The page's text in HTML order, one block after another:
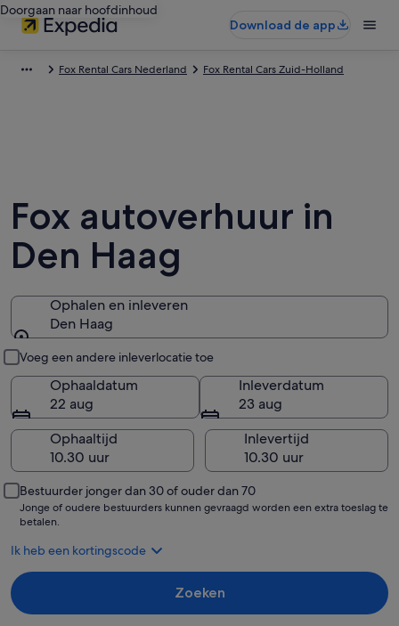
Doorgaan naar hoofdinhoud
Download de app
Fox Rental Cars Nederland Fox Rental Cars Zuid-Holland
Fox autoverhuur in
Den Haag
Ophalen en inleveren
Den Haag
Voeg een andere inleverlocatie toe
Ophaaldatum
22 aug
Inleverdatum
23 aug
Ophaaltijd
Inlevertijd
Bestuurder jonger dan 30 of ouder dan 70
Jonge of oudere bestuurders kunnen gevraagd worden een extra toeslag te
betalen.
Ik heb een kortingscode
Zoeken